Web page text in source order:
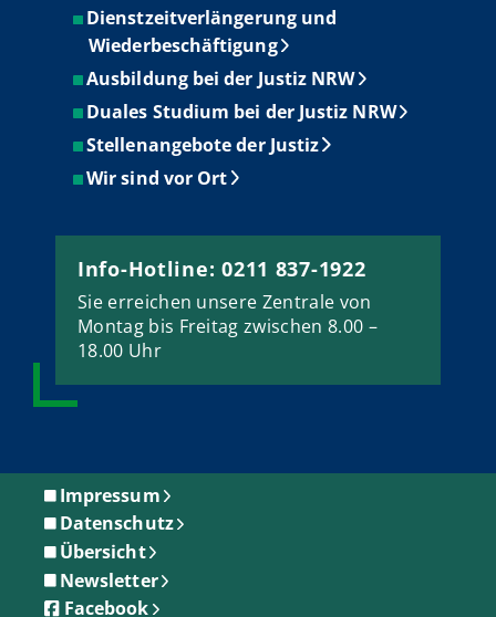
Dienstzeitverlängerung und
Wiederbeschäftigung
Ausbildung bei der Justiz NRW
Duales Studium bei der Justiz NRW
Stellenangebote der Justiz
Wir sind vor Ort
Info-Hotline: 0211 837-1922
Sie erreichen unsere Zentrale von
Montag bis Freitag zwischen 8.00 –
18.00 Uhr
Impressum
Datenschutz
Übersicht
Newsletter
Facebook